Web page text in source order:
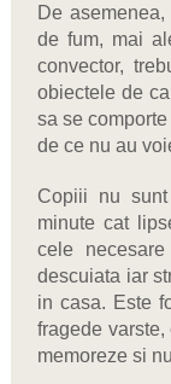
De
de fum, mai
convector,
obiectele de
sa se
de ce nu au
Copiii nu
minute cat
cele
descuiata iar
in casa. Este
fragede
memoreze si